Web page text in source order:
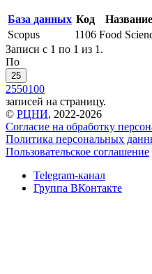
База данных Код
Название
Scopus
1106 Food
Записи с 1 по 1 из 1.
По
25
2550100
записей на страницу.
© РЦНИ, 2022-2026
Согласие на обработку
Политика персональных
Пользовательское соглашение
Telegram-канал
Группа ВКонтакте